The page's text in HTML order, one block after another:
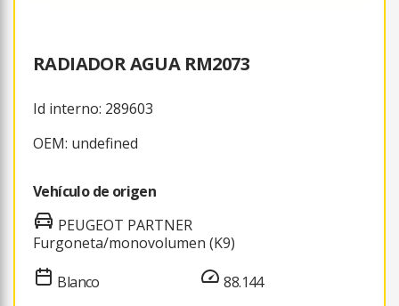
RADIADOR AGUA RM2073
Id interno: 289603
OEM: undefined
Vehículo de origen
PEUGEOT PARTNER
Furgoneta/monovolumen (K9)
Blanco
88.144